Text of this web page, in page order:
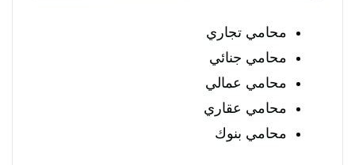
محامي تجاري
محامي جنائي
محامي عمالي
محامي عقاري
محامي بنوك